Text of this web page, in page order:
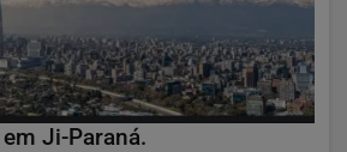
Ji-Paraná.